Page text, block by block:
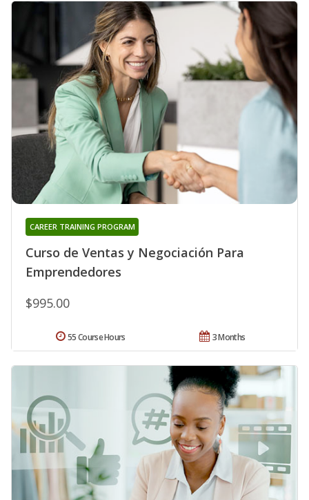
Curso de Ventas y Negociación Para
Emprendedores
CAREER TRAINING PROGRAM
$995.00
3 Months
55 Course Hours